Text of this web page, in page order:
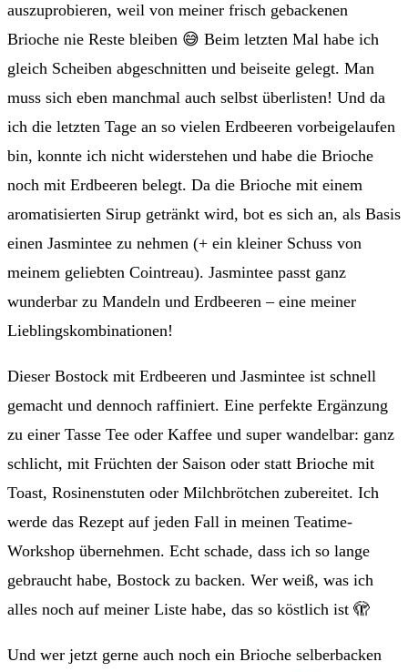
auszuprobieren, weil von meiner frisch gebackenen
Brioche nie Reste bleiben 😅 Beim letzten Mal habe ich
gleich Scheiben abgeschnitten und beiseite gelegt. Man
muss sich eben manchmal auch selbst überlisten! Und da
ich die letzten Tage an so vielen Erdbeeren vorbeigelaufen
bin, konnte ich nicht widerstehen und habe die Brioche
noch mit Erdbeeren belegt. Da die Brioche mit einem
aromatisierten Sirup getränkt wird, bot es sich an, als Basis
einen Jasmintee zu nehmen (+ ein kleiner Schuss von
meinem geliebten Cointreau). Jasmintee passt ganz
wunderbar zu Mandeln und Erdbeeren – eine meiner
Lieblingskombinationen!
Dieser Bostock mit Erdbeeren und Jasmintee ist schnell
gemacht und dennoch raffiniert. Eine perfekte Ergänzung
zu einer Tasse Tee oder Kaffee und super wandelbar: ganz
schlicht, mit Früchten der Saison oder statt Brioche mit
Toast, Rosinenstuten oder Milchbrötchen zubereitet. Ich
werde das Rezept auf jeden Fall in meinen Teatime-
Workshop übernehmen. Echt schade, dass ich so lange
gebraucht habe, Bostock zu backen. Wer weiß, was ich
alles noch auf meiner Liste habe, das so köstlich ist 🫣
Und wer jetzt gerne auch noch ein Brioche selberbacken